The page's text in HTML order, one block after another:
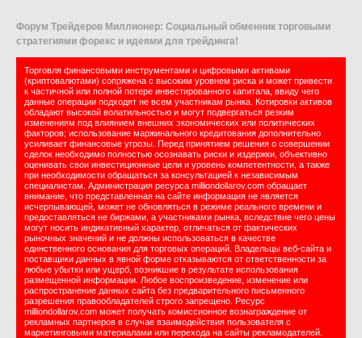
Форум Трейдеров Миллионер: Социальный обменник торговыми
стратегиями форекс и идеями для трейдинга!
Торговля финансовыми инструментами и цифровыми активами
(криптовалютами) сопряжена с высоким уровнем риска и может привести
к частичной или полной потере инвестированного капитала, ввиду чего
данные операции подходят не всем участникам рынка. Котировки активов
обладают высокой волатильностью и могут подвергаться резким
изменениям под влиянием внешних экономических или политических
факторов; использование маржинального кредитования дополнительно
усиливает финансовые угрозы. Перед принятием решения о совершении
сделок необходимо полностью осознавать риски и издержки, объективно
оценивать свои инвестиционные цели и уровень компетентности, а также
при необходимости обращаться за консультацией к независимым
специалистам. Администрация ресурса milliondollarov.com обращает
внимание, что представленная на сайте информация не является
исчерпывающей, может не обновляться в режиме реального времени и
предоставляться не биржами, а участниками рынка, вследствие чего цены
могут носить индикативный характер, отличаться от фактических
рыночных значений и не должны использоваться в качестве
единственного основания для торговых операций. Владельцы веб-сайта и
поставщики данных в явной форме отказываются от ответственности за
любые убытки или ущерб, возникшие в результате использования
размещенной информации. Любое воспроизведение, изменение или
распространение данных сайта без предварительного письменного
разрешения правообладателей строго запрещено. Ресурс
milliondollarov.com может получать комиссионное вознаграждение от
рекламных партнеров в случае взаимодействия пользователя с
маркетинговыми материалами или перехода на сайты рекламодателей.